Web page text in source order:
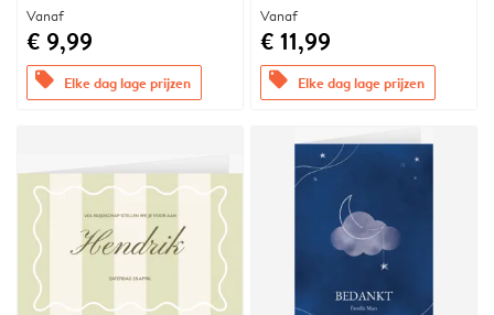
Vanaf
€ 9,99
offers Elke dag lage prijzen
Vanaf
€ 11,99
offers Elke dag lage prijzen